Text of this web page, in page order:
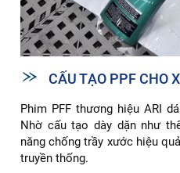
CẤU TẠO PPF CHO
Phim PFF thương hiệu ARI
Nhờ cấu tạo dày dặn như
năng chống trầy xước hiệu
truyền thống.